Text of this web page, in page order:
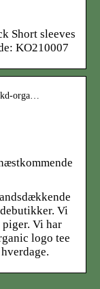
Short sleeves
KO210007
orga…
Vi
Vi har
logo tee